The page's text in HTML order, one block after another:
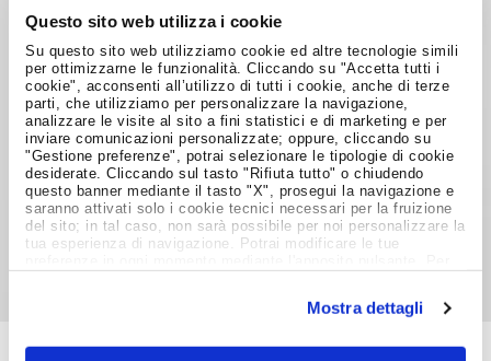
Questo sito web utilizza i cookie
Su questo sito web utilizziamo cookie ed altre tecnologie simili
per ottimizzarne le funzionalità. Cliccando su "Accetta tutti i
cookie", acconsenti all’utilizzo di tutti i cookie, anche di terze
parti, che utilizziamo per personalizzare la navigazione,
analizzare le visite al sito a fini statistici e di marketing e per
inviare comunicazioni personalizzate; oppure, cliccando su
"Gestione preferenze", potrai selezionare le tipologie di cookie
desiderate. Cliccando sul tasto "Rifiuta tutto" o chiudendo
questo banner mediante il tasto "X", prosegui la navigazione e
saranno attivati solo i cookie tecnici necessari per la fruizione
del sito; in tal caso, non sarà possibile per noi personalizzare la
tua esperienza di navigazione. Potrai modificare le tue
Mostra dettagli
Per partecipare è necessario inviare la propria
candidatura QUI.Nel caso in cui si avessero
problemi con l'invio di quest'ultima o si avesse
bisogno di ulteriori informazioni si può scrivere
arecruit@crewlink.ie.
Condividi su: